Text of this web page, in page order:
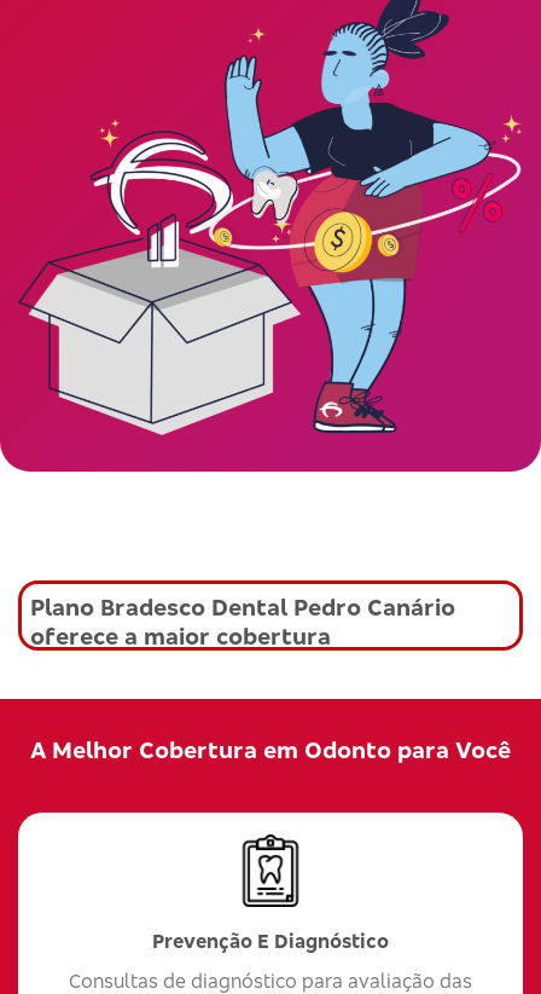
Plano Bradesco Dental Pedro Canário
oferece a maior cobertura
A Melhor Cobertura em Odonto para Você
Prevenção E Diagnóstico
Consultas de diagnóstico para avaliação das